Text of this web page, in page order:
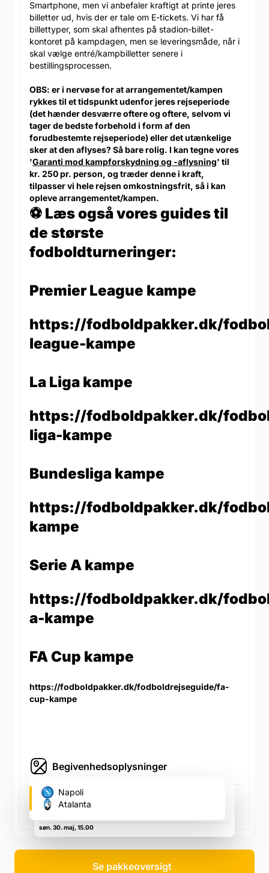
Smartphone, men vi anbefaler kraftigt at printe jeres
billetter ud, hvis der er tale om E-tickets. Vi har få
billettyper, som skal afhentes på stadion-billet-
kontoret på kampdagen, men se leveringsmåde, når i
skal vælge entré/kampbilletter senere i
bestillingsprocessen.
OBS: er i nervøse for at arrangementet/kampen
rykkes til et tidspunkt udenfor jeres rejseperiode
(det hænder desværre oftere og oftere, selvom vi
tager de bedste forbehold i form af den
forudbestemte rejseperiode) eller det utænkelige
sker at den aflyses? Så bare rolig. I kan tegne vores
'Garanti mod kampforskydning og -aflysning' til
kr. 250 pr. person, og træder denne i kraft,
tilpasser vi hele rejsen omkostningsfrit, så i kan
opleve arrangementet/kampen.
⚽ Læs også vores guides til
de største
fodboldturneringer:
Premier League kampe
https://fodboldpakker.dk/
league-kampe
La Liga kampe
https://fodboldpakker.dk/
liga-kampe
Bundesliga kampe
https://fodboldpakker.dk/
kampe
Serie A kampe
https://fodboldpakker.dk/
a-kampe
FA Cup kampe
https://fodboldpakker.dk/fodboldrejseguide/fa-
cup-kampe
Begivenhedsoplysninger
Stadio Diego Armando Maradona (Napoli's
fodboldstadion)
søn. 30. maj, 15.00
Napoli
Atalanta
Se pakkeoversigt